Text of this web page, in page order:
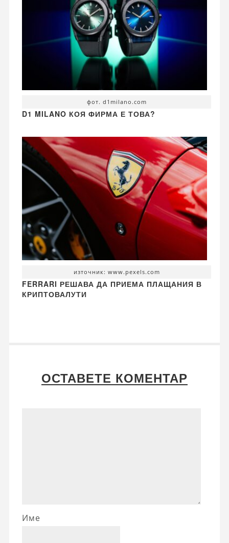
фот. d1milano.com
D1 MILANO КОЯ ФИРМА Е ТОВА?
източник: www.pexels.com
FERRARI РЕШАВА ДА ПРИЕМА ПЛАЩАНИЯ В
КРИПТОВАЛУТИ
ОСТАВЕТЕ КОМЕНТАР
Име